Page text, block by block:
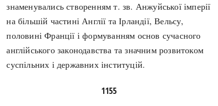
знаменувались створенням т. зв. Анжуйської імперії
на більшій частині Англії та Ірландії, Вельсу,
половині Франції і формуванням основ сучасного
англійського законодавства та значним розвитоком
суспільних і державних інституцій.
1155